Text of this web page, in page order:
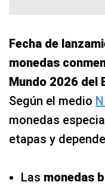
Fecha de
monedas
Mundo 2026 del
Según el medio
monedas
etapas y
Las monedas